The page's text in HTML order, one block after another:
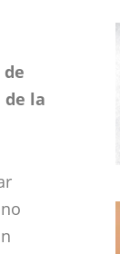
de la